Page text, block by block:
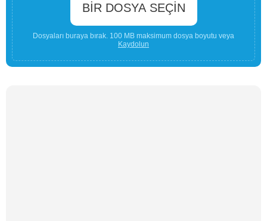
BIR DOSYA SEÇIN
Dosyaları buraya bırak. 100 MB maksimum dosya boyutu veya
Kaydolun